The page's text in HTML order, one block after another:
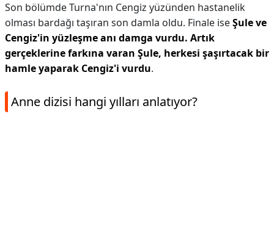
Son bölümde Turna'nın Cengiz yüzünden hastanelik
olması bardağı taşıran son damla oldu. Finale iseŞule ve
Cengiz'in yüzleşme anı damga vurdu. Artık
gerçeklerine farkına varan Şule, herkesi şaşırtacak bir
hamle yaparak Cengiz'i vurdu.
Anne dizisi hangi yılları anlatıyor?